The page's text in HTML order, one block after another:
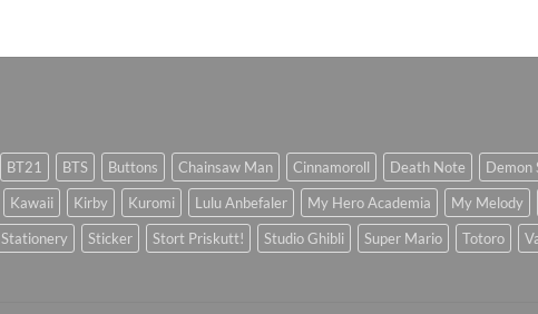
BT21 BTS Buttons Chainsaw Man Cinnamoroll Death Note Demon
Kawaii Kirby Kuromi Lulu Anbefaler My Hero Academia My Melody
Stationery Sticker Stort Priskutt! Studio Ghibli Super Mario Totoro